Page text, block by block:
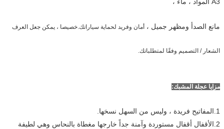
مانع الصدأ ومظهر جميل ، أمان وفريد ​​لحماية سياراتك.خصيصا ، يمكن جعل العرف
الشعار / التصميم وفقًا لمتطلباتك.
مزايا عجلة المشبك:
1.المفاتيح فريدة ، وليس من السهل نسخها.
2.الأقفال أقفال مستوردة وآمنة جداً خارجها مغطاة بالنحاس وهي لطيفة